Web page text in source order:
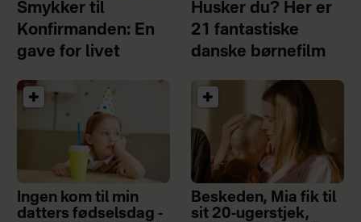
Smykker til
Konfirmanden: En
gave for livet
Husker du? Her er
21 fantastiske
danske børnefilm
Ingen kom til min
datters fødselsdag -
Beskeden, Mia fik til
sit 20-ugerstjek,